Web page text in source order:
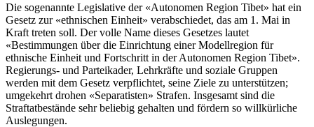
Die sogenannte Legislative der «Autonomen Region Tibet» hat ein
Gesetz zur «ethnischen Einheit» verabschiedet, das am 1. Mai in
Kraft treten soll. Der volle Name dieses Gesetzes lautet
«Bestimmungen über die Einrichtung einer Modellregion für
ethnische Einheit und Fortschritt in der Autonomen Region Tibet».
Regierungs- und Parteikader, Lehrkräfte und soziale Gruppen
werden mit dem Gesetz verpflichtet, seine Ziele zu unterstützen;
umgekehrt drohen «Separatisten» Strafen. Insgesamt sind die
Straftatbestände sehr beliebig gehalten und fördern so willkürliche
Auslegungen.